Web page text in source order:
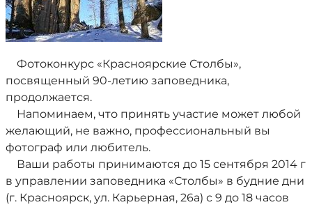
Фотоконкурс «Красноярские Столбы»,
посвященный 90-летию заповедника,
продолжается.
Напоминаем, что принять участие может любой
желающий, не важно, профессиональный вы
фотограф или любитель.
Ваши работы принимаются до 15 сентября 2014 г
в управлении заповедника «Столбы» в будние дни
(г. Красноярск, ул. Карьерная, 26а) с 9 до 18 часов